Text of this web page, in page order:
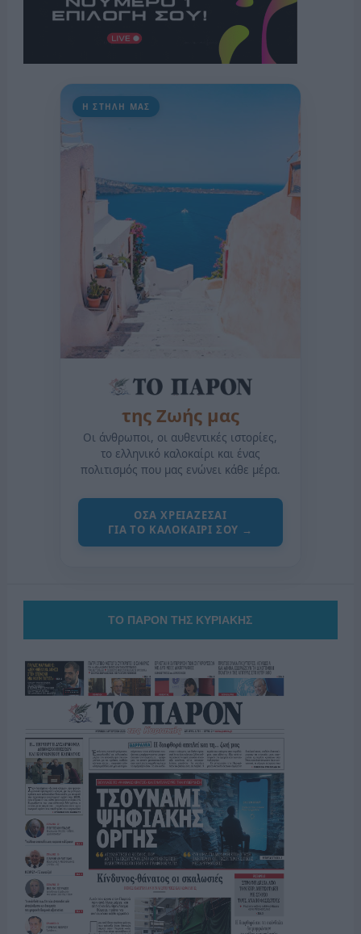
Η ΣΤΗΛΗ ΜΑΣ
της Ζωής μας
Οι άνθρωποι, οι αυθεντικές ιστορίες,
το ελληνικό καλοκαίρι και ένας
πολιτισμός που μας ενώνει κάθε μέρα.
ΟΣΑ ΧΡΕΙΑΖΕΣΑΙ
ΓΙΑ ΤΟ ΚΑΛΟΚΑΙΡΙ ΣΟΥ →
ΤΟ ΠΑΡΟΝ ΤΗΣ ΚΥΡΙΑΚΗΣ